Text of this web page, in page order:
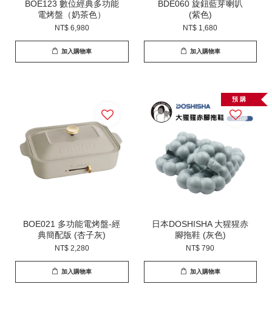
BOE123 數位經典多功能
電烤盤（奶茶色）
NT$ 6,980
加入購物車
BDE060 旋鈕藍芽喇叭
(紫色)
NT$ 1,680
加入購物車
BOE021 多功能電烤盤-經
典簡配版 (杏子灰)
NT$ 2,280
加入購物車
預 購
日本DOSHISHA 大猩猩赤
腳拖鞋 (灰色)
NT$ 790
加入購物車